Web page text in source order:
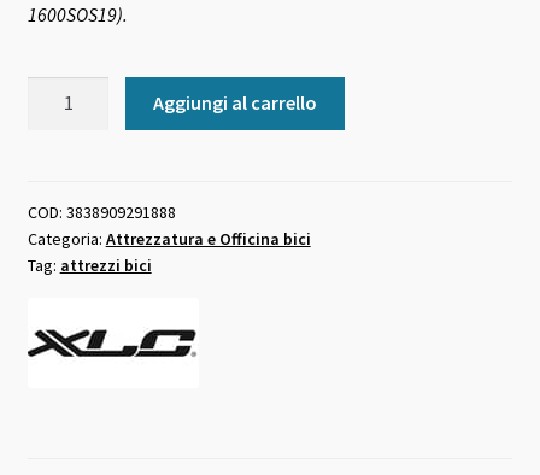
1600SOS19).
Unior
1600SOS17
quantità
Aggiungi al carrello
COD: 3838909291888
Categoria: Attrezzatura e Officina bici
Tag: attrezzi bici